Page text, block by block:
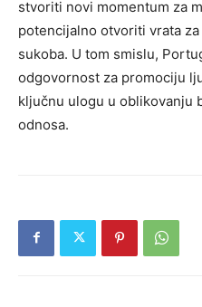
stvoriti novi momentum za
potencijalno otvoriti vrata
sukoba. U tom smislu,
odgovornost za promociju
ključnu ulogu u oblikovanju
odnosa.